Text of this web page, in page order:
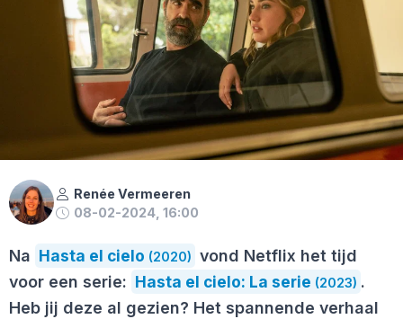
Renée Vermeeren
08-02-2024, 16:00
Na Hasta el cielo (2020) vond Netflix het tijd
voor een serie: Hasta el cielo: La serie (2023) .
Heb jij deze al gezien? Het spannende verhaal